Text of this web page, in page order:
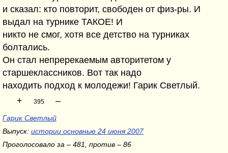
и сказал: кто повторит, свободен от физ-ры. И
выдал на турнике ТАКОЕ! И
никто не смог, хотя все детство на турниках
болтались.
Он стал непререкаемым авторитетом у
старшеклассников. Вот так надо
находить подход к молодежи! Гарик Светлый.
+
395 –
Гарик Светлый
Выпуск: истории основные 24 июня 2007
Проголосовало за – 481, против – 86